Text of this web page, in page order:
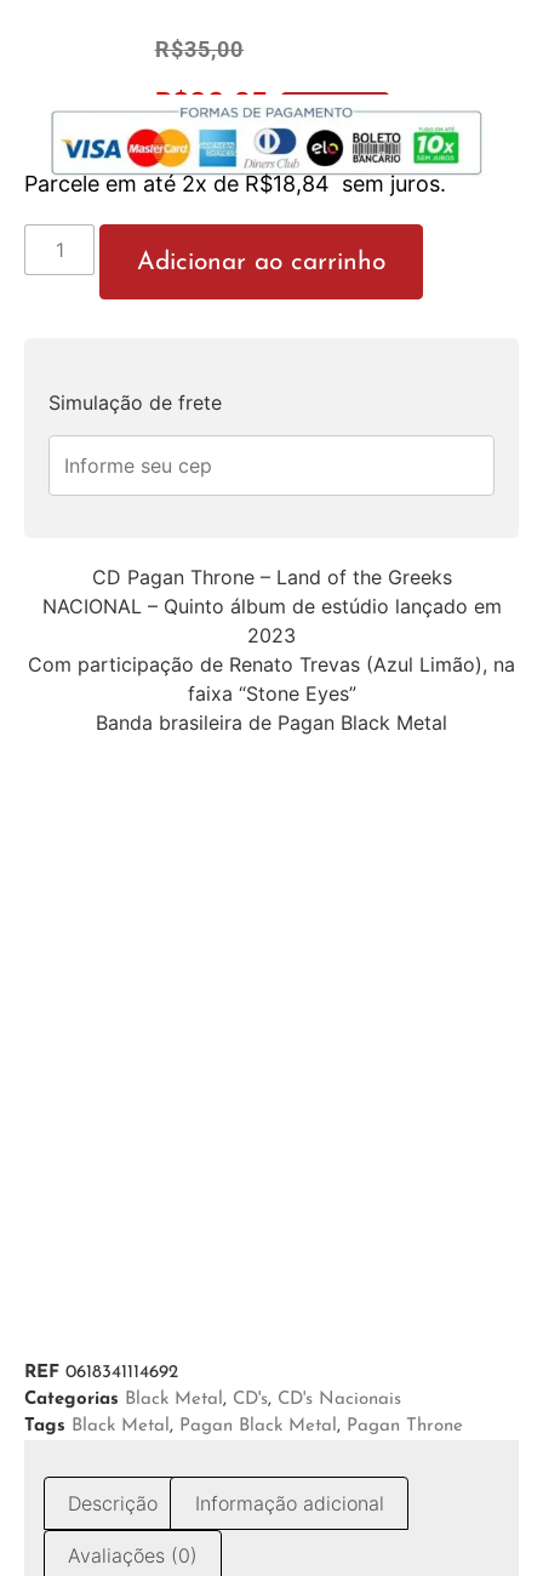
R$35,00
R$33,25 No Pix 5% OFF
Parcele em até 2x deR$18,84 sem juros.
Adicionar ao carrinho
Simulação de frete
CD Pagan Throne – Land of the Greeks
NACIONAL – Quinto álbum de estúdio lançado em
2023
Com participação de Renato Trevas (Azul Limão), na
faixa “Stone Eyes”
Banda brasileira de Pagan Black Metal
REF 0618341114692
Categorias Black Metal, CD's, CD's Nacionais
Tags Black Metal, Pagan Black Metal, Pagan Throne
Descrição Informação adicional
Avaliações (0)